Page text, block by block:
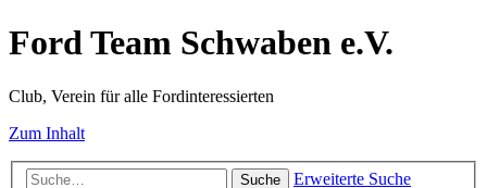
Ford Team Schwaben e.V.
Club, Verein für alle Fordinteressierten
Zum Inhalt
Suche Erweiterte Suche